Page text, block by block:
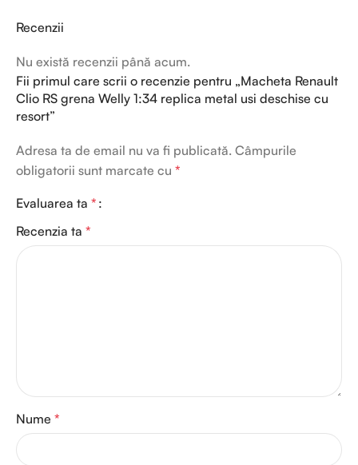
Recenzii
Nu există recenzii până acum.
Fii primul care scrii o recenzie pentru „Macheta Renault
Clio RS grena Welly 1:34 replica metal usi deschise cu
resort”
Adresa ta de email nu va fi publicată. Câmpurile
obligatorii sunt marcate cu *
Evaluarea ta *
Recenzia ta *
Nume *